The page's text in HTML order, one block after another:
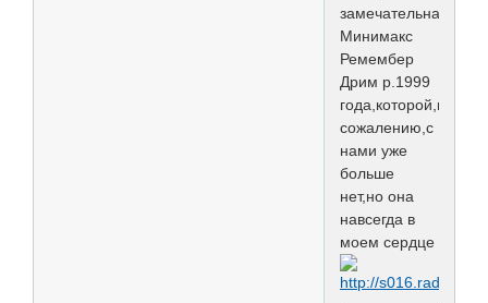
замечательная
Минимакс
Ремембер
Дрим р.1999
года,которой,к
сожалению,с
нами уже
больше
нет,но она
навсегда в
моем сердце